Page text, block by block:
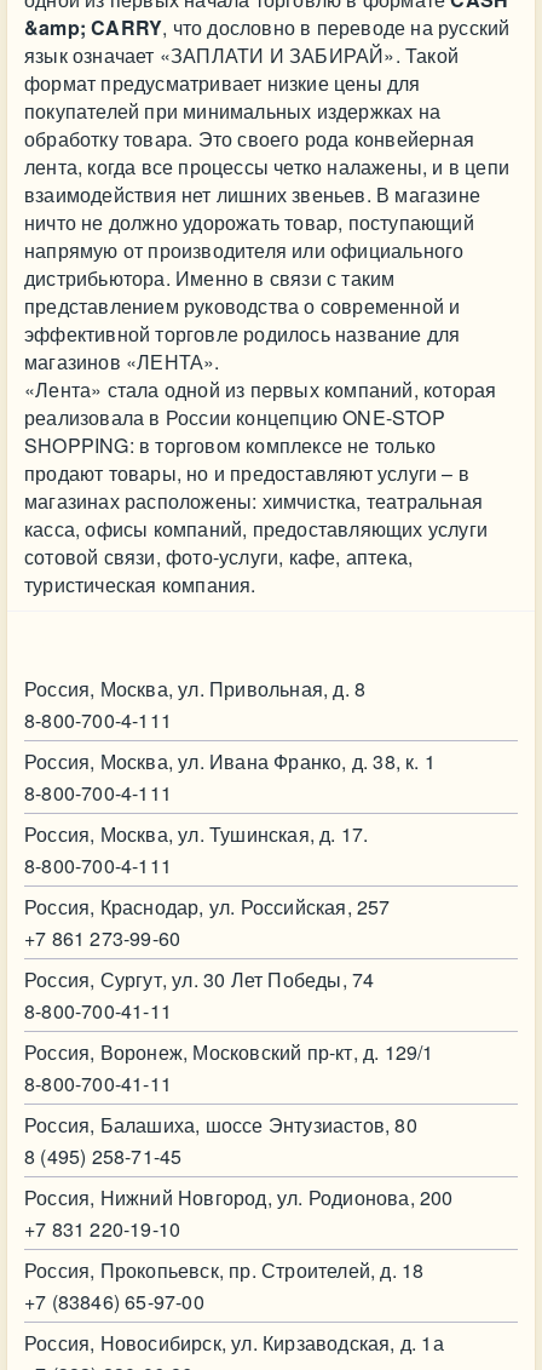
&amp; CARRY, что дословно в переводе на русский
язык означает «ЗАПЛАТИ И ЗАБИРАЙ». Такой
формат предусматривает низкие цены для
покупателей при минимальных издержках на
обработку товара. Это своего рода конвейерная
лента, когда все процессы четко налажены, и в цепи
взаимодействия нет лишних звеньев. В магазине
ничто не должно удорожать товар, поступающий
напрямую от производителя или официального
дистрибьютора. Именно в связи с таким
представлением руководства о современной и
эффективной торговле родилось название для
магазинов «ЛЕНТА».
«Лента» стала одной из первых компаний, которая
реализовала в России концепцию ONE-STOP
SHOPPING: в торговом комплексе не только
продают товары, но и предоставляют услуги – в
магазинах расположены: химчистка, театральная
касса, офисы компаний, предоставляющих услуги
сотовой связи, фото-услуги, кафе, аптека,
туристическая компания.
Россия, Москва, ул. Привольная, д. 8
8-800-700-4-111
Россия, Москва, ул. Ивана Франко, д. 38, к. 1
8-800-700-4-111
Россия, Москва, ул. Тушинская, д. 17.
8-800-700-4-111
Россия, Краснодар, ул. Российская, 257
+7 861 273-99-60
Россия, Сургут, ул. 30 Лет Победы, 74
8-800-700-41-11
Россия, Воронеж, Московский пр-кт, д. 129/1
8-800-700-41-11
Россия, Балашиха, шоссе Энтузиастов, 80
8 (495) 258-71-45
Россия, Нижний Новгород, ул. Родионова, 200
+7 831 220-19-10
Россия, Прокопьевск, пр. Строителей, д. 18
+7 (83846) 65-97-00
Россия, Новосибирск, ул. Кирзаводская, д. 1а